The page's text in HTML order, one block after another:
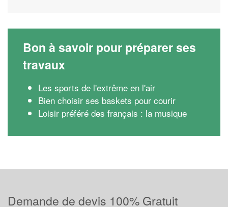
Bon à savoir pour préparer ses
travaux
Les sports de l'extrême en l'air
Bien choisir ses baskets pour courir
Loisir préféré des français : la musique
Demande de devis 100% Gratuit